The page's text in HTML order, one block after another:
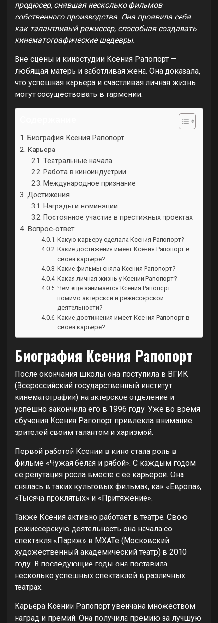
продюсер, снявшая несколько фильмов
собственного производства. Она проявила себя
как талантливый режиссер, способная создавать
кинематографические шедевры.
Вне сцены и киностудии Ксения Рапопорт —
любящая матерь и заботливая жена. Она доказала,
что успешная карьера и счастливая личная жизнь
могут сосуществовать в гармонии.
Биография Ксения Рапопорт
Карьера
Театральные начала
Работа в киноиндустрии
Международное признание
Достижения
Награды и номинации
Постоянное участие в престижных проектах
Вопрос-ответ:
Какую карьеру сделала Ксения Рапопорт?
Какие достижения имеет Ксения Рапопорт в
своей карьере?
Какие фильмы сняла Ксения Рапопорт?
Какая личная жизнь у Ксении Рапопорт?
Чем еще занимается Ксения Рапопорт
помимо актерской и режиссерской
деятельности?
Какие достижения имеет Ксения Рапопорт в
своей карьере?
Биография Ксения Рапопорт
После окончания школы она поступила в ВГИК
(Всероссийский государственный институт
кинематографии) на актерское отделение и
успешно закончила его в 1996 году. Уже во время
обучения Ксения Рапопорт привлекла внимание
зрителей своим талантом и харизмой.
Первой работой Ксении в кино стала роль в
фильме «Чужая белая и рябой». С каждым годом
ее репутация росла вместе с ее карьерой. Она
снялась в таких культовых фильмах, как «Европа»,
«Тысяча проклятых» и «Притяжение».
Также Ксения активно работает в театре. Свою
режиссерскую деятельность она начала со
спектакля «Париж» в МХАТе (Московский
художественный академический театр) в 2010
году. В последующие годы она поставила
несколько успешных спектаклей в различных
театрах.
Карьера Ксении Рапопорт увенчана множеством
наград и премий. Она получила премию за лучшую